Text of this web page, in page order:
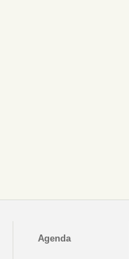
Agenda